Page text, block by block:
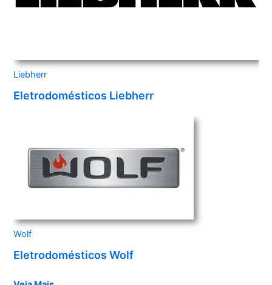
Liebherr
Eletrodomésticos Liebherr
Wolf
Eletrodomésticos Wolf